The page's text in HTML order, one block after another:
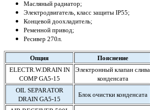
Масляный радиатор;
Электродвигатель, класс защиты IP55;
Концевой доохладитель;
Ременной привод;
Ресивер 270л.
Опция
Пояснение
ELECTR.W.DRAIN IN
COMP GA5-15
Электронный клапан слива
конденсата
OIL SEPARATOR
DRAIN GA5-15
Блок очистки конденсата